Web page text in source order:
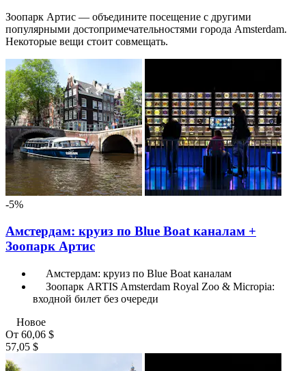
Зоопарк Артис — объедините посещение с другими
популярными достопримечательностями города Amsterdam.
Некоторые вещи стоит совмещать.
-5%
Амстердам: круиз по Blue Boat каналам +
Зоопарк Артис
Амстердам: круиз по Blue Boat каналам
Зоопарк ARTIS Amsterdam Royal Zoo & Micropia:
входной билет без очереди
Новое
От 60,06 $
57,05 $